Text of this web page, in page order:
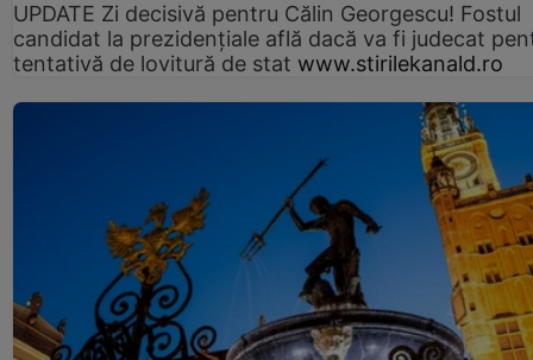
UPDATE Zi decisivă pentru Călin Georgescu! Fostul
candidat la prezidențiale află dacă va fi judecat
tentativă de lovitură de stat www.stirilekanald.ro